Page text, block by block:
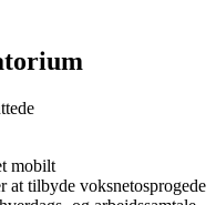
mobilt
at tilbyde voksnetosprogede